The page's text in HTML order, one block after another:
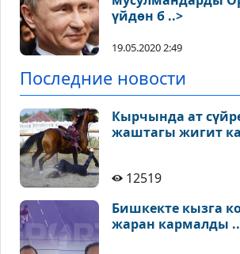
үйдөн б ..>
19.05.2020 2:49
Последние новости
Кырчында ат
жаштагы жигит
12519
Бишкекте кызга
жаран кармалды